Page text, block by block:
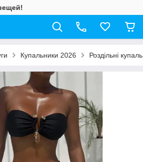
Купальники 2026 Роздільні